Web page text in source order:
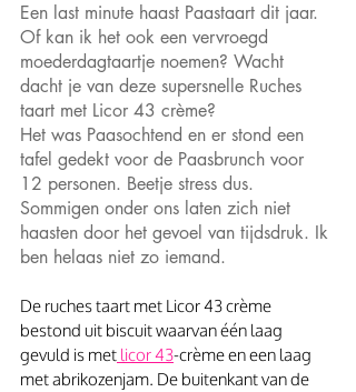
Een last minute haast Paastaart dit jaar.
Of kan ik het ook een vervroegd
moederdagtaartje noemen? Wacht
dacht je van deze supersnelle Ruches
taart met Licor 43 crème?
Het was Paasochtend en er stond een
tafel gedekt voor de Paasbrunch voor
12 personen. Beetje stress dus.
Sommigen onder ons laten zich niet
haasten door het gevoel van tijdsdruk. Ik
ben helaas niet zo iemand.
De ruches taart met Licor 43 crème
bestond uit biscuit waarvan één laag
gevuld is met licor 43-crème en een laag
met abrikozenjam. De buitenkant van de